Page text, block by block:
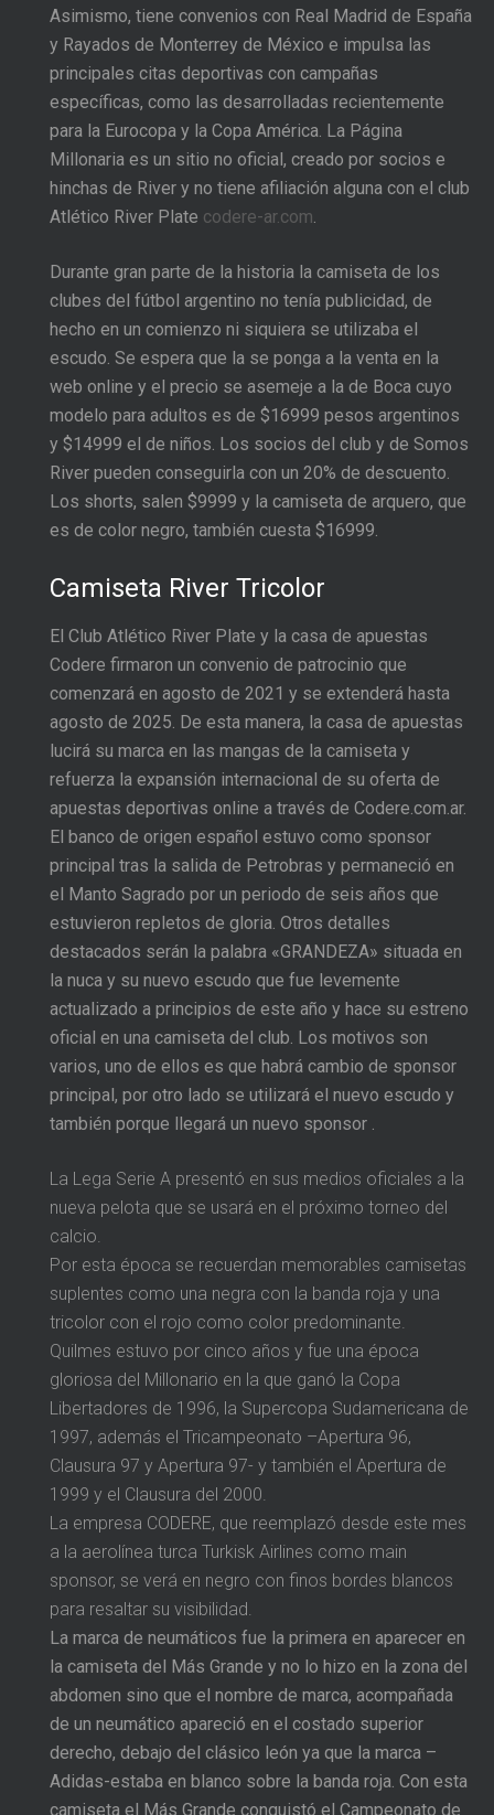
Asimismo, tiene convenios con Real Madrid de España
y Rayados de Monterrey de México e impulsa las
principales citas deportivas con campañas
específicas, como las desarrolladas recientemente
para la Eurocopa y la Copa América. La Página
Millonaria es un sitio no oficial, creado por socios e
hinchas de River y no tiene afiliación alguna con el club
Atlético River Plate codere-ar.com.
Durante gran parte de la historia la camiseta de los
clubes del fútbol argentino no tenía publicidad, de
hecho en un comienzo ni siquiera se utilizaba el
escudo. Se espera que la se ponga a la venta en la
web online y el precio se asemeje a la de Boca cuyo
modelo para adultos es de $16999 pesos argentinos
y $14999 el de niños. Los socios del club y de Somos
River pueden conseguirla con un 20% de descuento.
Los shorts, salen $9999 y la camiseta de arquero, que
es de color negro, también cuesta $16999.
Camiseta River Tricolor
El Club Atlético River Plate y la casa de apuestas
Codere firmaron un convenio de patrocinio que
comenzará en agosto de 2021 y se extenderá hasta
agosto de 2025. De esta manera, la casa de apuestas
lucirá su marca en las mangas de la camiseta y
refuerza la expansión internacional de su oferta de
apuestas deportivas online a través de Codere.com.ar.
El banco de origen español estuvo como sponsor
principal tras la salida de Petrobras y permaneció en
el Manto Sagrado por un periodo de seis años que
estuvieron repletos de gloria. Otros detalles
destacados serán la palabra «GRANDEZA» situada en
la nuca y su nuevo escudo que fue levemente
actualizado a principios de este año y hace su estreno
oficial en una camiseta del club. Los motivos son
varios, uno de ellos es que habrá cambio de sponsor
principal, por otro lado se utilizará el nuevo escudo y
también porque llegará un nuevo sponsor .
La Lega Serie A presentó en sus medios oficiales a la
nueva pelota que se usará en el próximo torneo del
calcio.
Por esta época se recuerdan memorables camisetas
suplentes como una negra con la banda roja y una
tricolor con el rojo como color predominante.
Quilmes estuvo por cinco años y fue una época
gloriosa del Millonario en la que ganó la Copa
Libertadores de 1996, la Supercopa Sudamericana de
1997, además el Tricampeonato –Apertura 96,
Clausura 97 y Apertura 97- y también el Apertura de
1999 y el Clausura del 2000.
La empresa CODERE, que reemplazó desde este mes
a la aerolínea turca Turkisk Airlines como main
sponsor, se verá en negro con finos bordes blancos
para resaltar su visibilidad.
La marca de neumáticos fue la primera en aparecer en
la camiseta del Más Grande y no lo hizo en la zona del
abdomen sino que el nombre de marca, acompañada
de un neumático apareció en el costado superior
derecho, debajo del clásico león ya que la marca –
Adidas-estaba en blanco sobre la banda roja. Con esta
camiseta el Más Grande conquistó el Campeonato de